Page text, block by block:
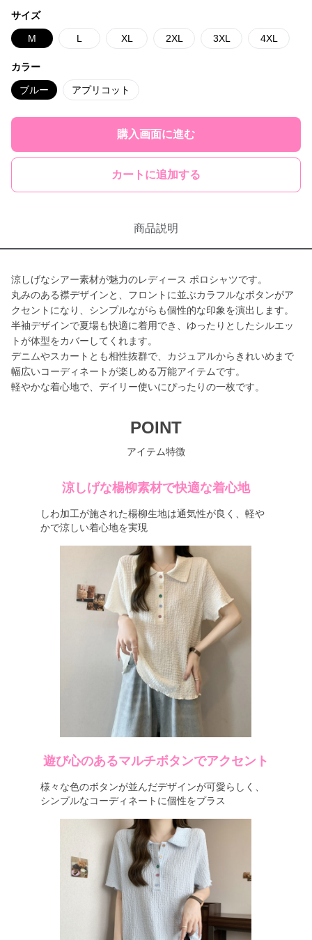
サイズ
M L XL 2XL 3XL 4XL
カラー
ブルー アプリコット
購入画面に進む
カートに追加する
商品説明
涼しげなシアー素材が魅力のレディース ポロシャツです。
丸みのある襟デザインと、フロントに並ぶカラフルなボタンがア
クセントになり、シンプルながらも個性的な印象を演出します。
半袖デザインで夏場も快適に着用でき、ゆったりとしたシルエッ
トが体型をカバーしてくれます。
デニムやスカートとも相性抜群で、カジュアルからきれいめまで
幅広いコーディネートが楽しめる万能アイテムです。
軽やかな着心地で、デイリー使いにぴったりの一枚です。
POINT
アイテム特徴
涼しげな楊柳素材で快適な着心地
しわ加工が施された楊柳生地は通気性が良く、軽や
かで涼しい着心地を実現
遊び心のあるマルチボタンでアクセント
様々な色のボタンが並んだデザインが可愛らしく、
シンプルなコーディネートに個性をプラス